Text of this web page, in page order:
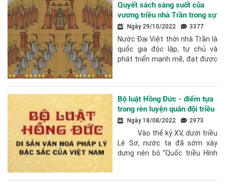
Quyết sách sáng suốt của
vương triều nhà Trần trong sự
nghiệp dựng nước và giữ
nước
Ngày 29/10/2022 3377
Nước Đại Việt thời nhà Trần là
quốc gia độc lập, tự chủ và
phát triển mạnh mẽ, đạt được
Bộ luật Hồng Đức - điểm tựa
trong rèn luyện quân đội triều
Lê SơNgày 18/08/2022 2973
Vào thế kỷ XV, dưới triều
Lê Sơ, nước ta đã sớm xây
dựng nên bộ “Quốc triều Hình